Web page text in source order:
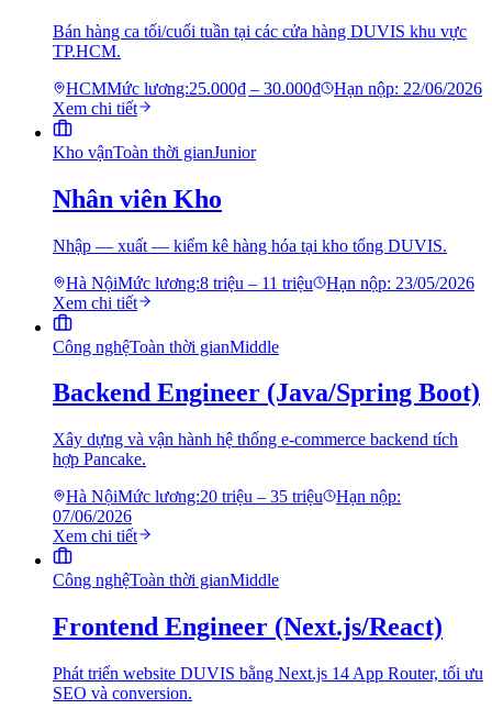
Bán hàng ca tối/cuối tuần tại các cửa hàng DUVIS khu vực
TP.HCM.
HCMMức lương:25.000₫ – 30.000₫ Hạn nộp: 22/06/2026
Xem chi tiết
Kho vậnToàn thời gianJunior
Nhân viên Kho
Nhập — xuất — kiểm kê hàng hóa tại kho tổng DUVIS.
Hà NộiMức lương:8 triệu – 11 triệu Hạn nộp: 23/05/2026
Xem chi tiết
Công nghệToàn thời gianMiddle
Backend Engineer (Java/Spring Boot)
Xây dựng và vận hành hệ thống e-commerce backend tích
hợp Pancake.
Hà NộiMức lương:20 triệu – 35 triệu
Hạn nộp:
07/06/2026
Xem chi tiết
Công nghệToàn thời gianMiddle
Frontend Engineer (Next.js/React)
Phát triển website DUVIS bằng Next.js 14 App Router, tối ưu
SEO và conversion.